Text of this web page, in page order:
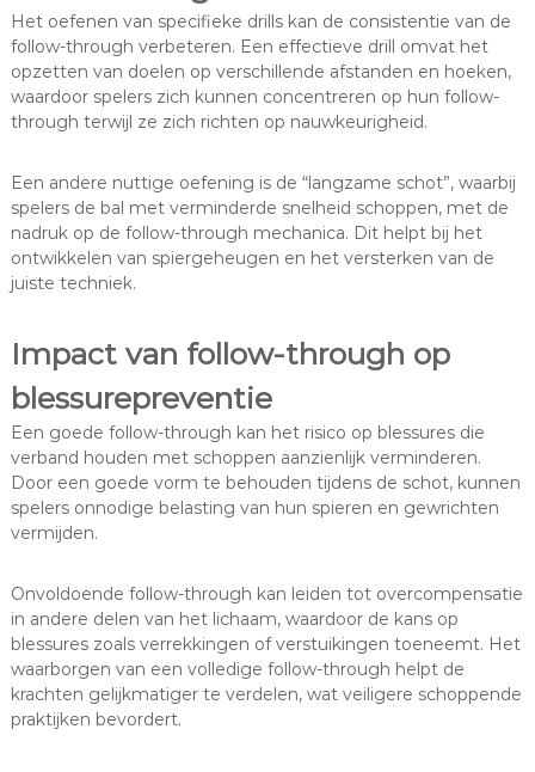
Het oefenen van specifieke drills kan de consistentie van de
follow-through verbeteren. Een effectieve drill omvat het
opzetten van doelen op verschillende afstanden en hoeken,
waardoor spelers zich kunnen concentreren op hun follow-
through terwijl ze zich richten op nauwkeurigheid.
Een andere nuttige oefening is de “langzame schot”, waarbij
spelers de bal met verminderde snelheid schoppen, met de
nadruk op de follow-through mechanica. Dit helpt bij het
ontwikkelen van spiergeheugen en het versterken van de
juiste techniek.
Impact van follow-through op
blessurepreventie
Een goede follow-through kan het risico op blessures die
verband houden met schoppen aanzienlijk verminderen.
Door een goede vorm te behouden tijdens de schot, kunnen
spelers onnodige belasting van hun spieren en gewrichten
vermijden.
Onvoldoende follow-through kan leiden tot overcompensatie
in andere delen van het lichaam, waardoor de kans op
blessures zoals verrekkingen of verstuikingen toeneemt. Het
waarborgen van een volledige follow-through helpt de
krachten gelijkmatiger te verdelen, wat veiligere schoppende
praktijken bevordert.